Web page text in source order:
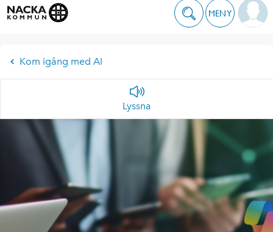
MENY
Kom igång med AI
Lyssna